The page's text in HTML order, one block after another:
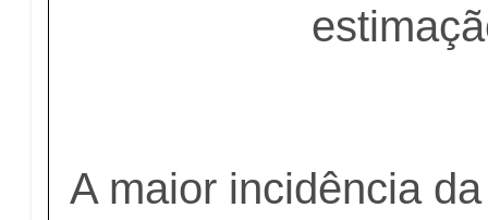
A maior incidência